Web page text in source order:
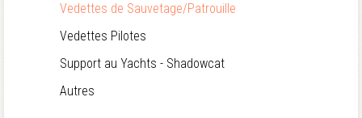
Vedettes de Sauvetage/Patrouille
Vedettes Pilotes
Support au Yachts - Shadowcat
Autres